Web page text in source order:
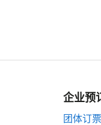
企业预
团体订票